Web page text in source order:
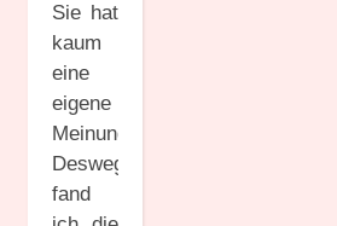
Sie hat
kaum
eine
eigene
Meinung.
Deswegen
fand